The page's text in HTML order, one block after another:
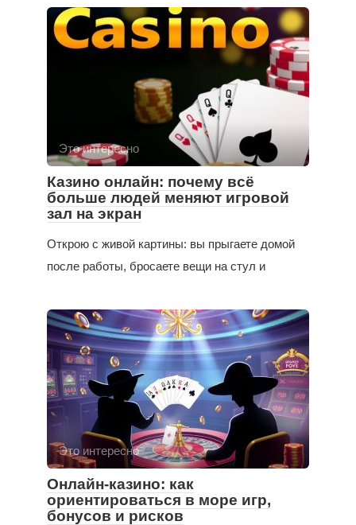
Это интересно
Казино онлайн: почему всё
больше людей меняют игровой
зал на экран
Открою с живой картины: вы прыгаете домой
после работы, бросаете вещи на стул и
Это интересно
Онлайн-казино: как
ориентироваться в море игр,
бонусов и рисков